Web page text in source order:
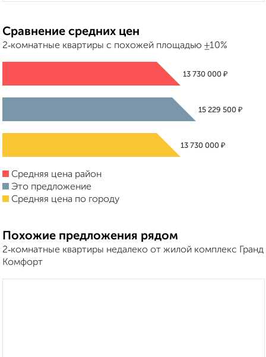
Сравнение средних цен
2‑комнатные квартиры с похожей площадью ±10%
13 730 000 ₽
15 229 500 ₽
13 730 000 ₽
Средняя цена район
Это предложение
Средняя цена по городу
Похожие предложения рядом
2‑комнатные квартиры недалеко от жилой комплекс Гранд
Комфорт